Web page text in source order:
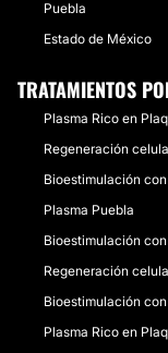
Puebla
Estado de México
TRATAMIENTOS
Plasma Rico en
Regeneración
Bioestimulación
Plasma Puebla
Bioestimulación
Regeneración
Bioestimulación
Plasma Rico en